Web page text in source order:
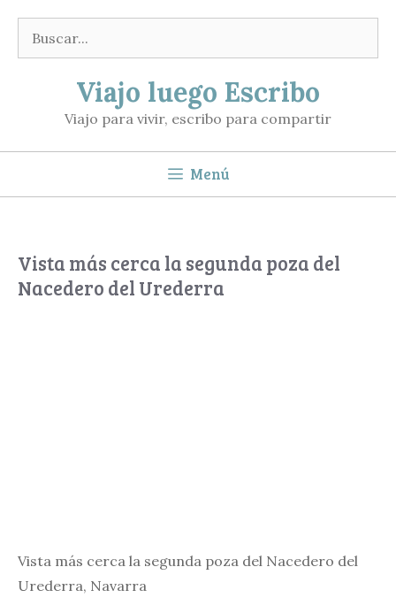
contenido
Buscar:
Viajo luego Escribo
Viajo para vivir, escribo para compartir
Menú
Vista más cerca la segunda poza del
Nacedero del Urederra
Vista más cerca la segunda poza del Nacedero del
Urederra, Navarra